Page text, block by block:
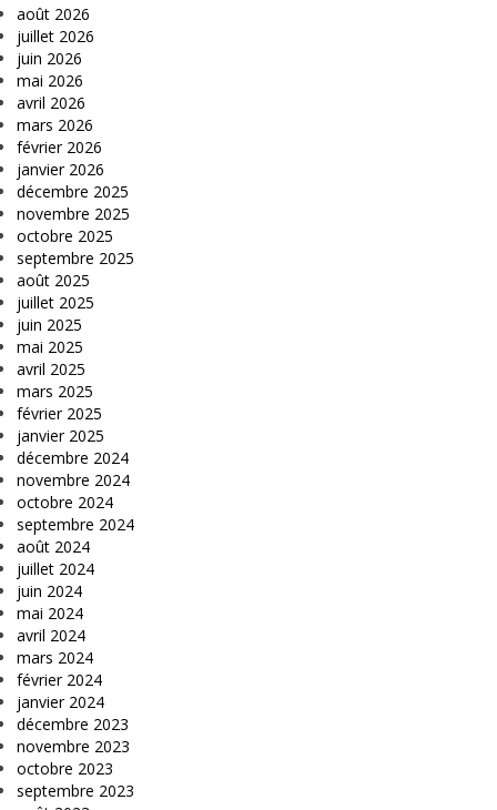
août 2026
juillet 2026
juin 2026
mai 2026
avril 2026
mars 2026
février 2026
janvier 2026
décembre 2025
novembre 2025
octobre 2025
septembre 2025
août 2025
juillet 2025
juin 2025
mai 2025
avril 2025
mars 2025
février 2025
janvier 2025
décembre 2024
novembre 2024
octobre 2024
septembre 2024
août 2024
juillet 2024
juin 2024
mai 2024
avril 2024
mars 2024
février 2024
janvier 2024
décembre 2023
novembre 2023
octobre 2023
septembre 2023